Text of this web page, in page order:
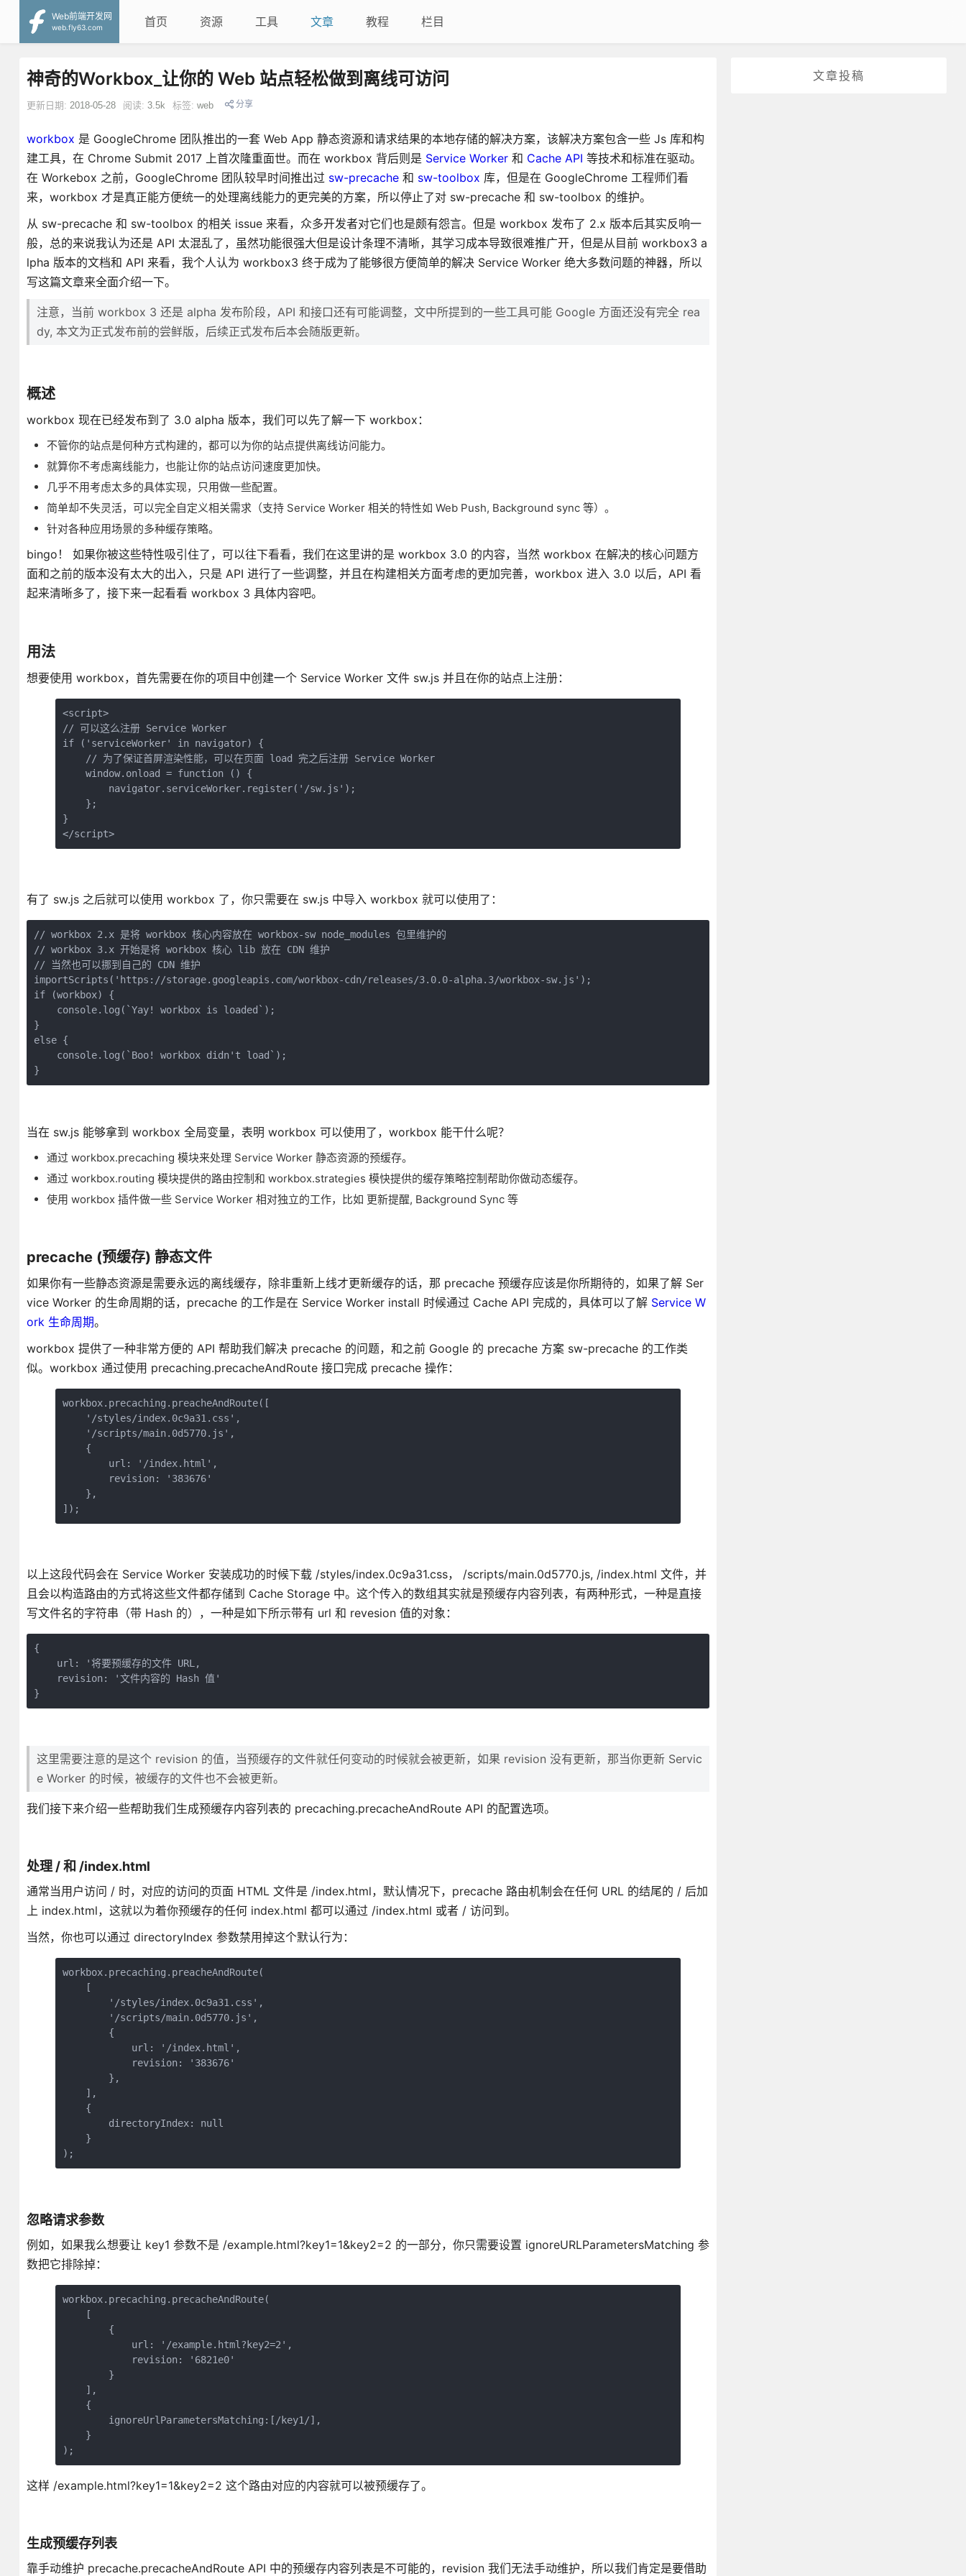
Web前端开发网
web.fly63.com
首页 资源 工具 文章 教程 栏目
文章投稿
神奇的Workbox_让你的 Web 站点轻松做到离线可访问
更新日期: 2018-05-28 阅读: 3.5k 标签: web 分享
workbox 是 GoogleChrome 团队推出的一套 Web App 静态资源和请求结果的本地存储的解决方案，该解决方案包含一些 Js 库和构
建工具，在 Chrome Submit 2017 上首次隆重面世。而在 workbox 背后则是 Service Worker和 Cache API 等技术和标准在驱动。
在 Workebox 之前，GoogleChrome 团队较早时间推出过 sw-precache和 sw-toolbox 库，但是在 GoogleChrome 工程师们看
来，workbox 才是真正能方便统一的处理离线能力的更完美的方案，所以停止了对 sw-precache 和 sw-toolbox 的维护。
从 sw-precache 和 sw-toolbox 的相关 issue 来看，众多开发者对它们也是颇有怨言。但是 workbox 发布了 2.x 版本后其实反响一
般，总的来说我认为还是 API 太混乱了，虽然功能很强大但是设计条理不清晰，其学习成本导致很难推广开，但是从目前 workbox3 a
lpha 版本的文档和 API 来看，我个人认为 workbox3 终于成为了能够很方便简单的解决 Service Worker 绝大多数问题的神器，所以
写这篇文章来全面介绍一下。
注意，当前 workbox 3 还是 alpha 发布阶段，API 和接口还有可能调整，文中所提到的一些工具可能 Google 方面还没有完全 rea
dy, 本文为正式发布前的尝鲜版，后续正式发布后本会随版更新。
概述
workbox 现在已经发布到了 3.0 alpha 版本，我们可以先了解一下 workbox：
不管你的站点是何种方式构建的，都可以为你的站点提供离线访问能力。
就算你不考虑离线能力，也能让你的站点访问速度更加快。
几乎不用考虑太多的具体实现，只用做一些配置。
简单却不失灵活，可以完全自定义相关需求（支持 Service Worker 相关的特性如 Web Push, Background sync 等）。
针对各种应用场景的多种缓存策略。
bingo！ 如果你被这些特性吸引住了，可以往下看看，我们在这里讲的是 workbox 3.0 的内容，当然 workbox 在解决的核心问题方
面和之前的版本没有太大的出入，只是 API 进行了一些调整，并且在构建相关方面考虑的更加完善，workbox 进入 3.0 以后，API 看
起来清晰多了，接下来一起看看 workbox 3 具体内容吧。
用法
想要使用 workbox，首先需要在你的项目中创建一个 Service Worker 文件 sw.js 并且在你的站点上注册：
<script>
// 可以这么注册 Service Worker
if ('serviceWorker' in navigator) {
    // 为了保证首屏渲染性能，可以在页面 load 完之后注册 Service Worker
    window.onload = function () {
        navigator.serviceWorker.register('/sw.js');
    };
}
</script>
有了 sw.js 之后就可以使用 workbox 了，你只需要在 sw.js 中导入 workbox 就可以使用了：
// workbox 2.x 是将 workbox 核心内容放在 workbox-sw node_modules 包里维护的
// workbox 3.x 开始是将 workbox 核心 lib 放在 CDN 维护
// 当然也可以挪到自己的 CDN 维护
importScripts('https://storage.googleapis.com/workbox-cdn/releases/3.0.0-alpha.3/workbox-sw.js');
if (workbox) {
    console.log(`Yay! workbox is loaded`);
}
else {
    console.log(`Boo! workbox didn't load`);
}
当在 sw.js 能够拿到 workbox 全局变量，表明 workbox 可以使用了，workbox 能干什么呢？
通过 workbox.precaching 模块来处理 Service Worker 静态资源的预缓存。
通过 workbox.routing 模块提供的路由控制和 workbox.strategies 模快提供的缓存策略控制帮助你做动态缓存。
使用 workbox 插件做一些 Service Worker 相对独立的工作，比如 更新提醒, Background Sync 等
precache (预缓存) 静态文件
如果你有一些静态资源是需要永远的离线缓存，除非重新上线才更新缓存的话，那 precache 预缓存应该是你所期待的，如果了解 Ser
vice Worker 的生命周期的话，precache 的工作是在 Service Worker install 时候通过 Cache API 完成的，具体可以了解 Service W
ork 生命周期。
workbox 提供了一种非常方便的 API 帮助我们解决 precache 的问题，和之前 Google 的 precache 方案 sw-precache 的工作类
似。workbox 通过使用 precaching.precacheAndRoute 接口完成 precache 操作：
workbox.precaching.preacheAndRoute([
    '/styles/index.0c9a31.css',
    '/scripts/main.0d5770.js',
    {
        url: '/index.html',
        revision: '383676'
    },
]);
以上这段代码会在 Service Worker 安装成功的时候下载 /styles/index.0c9a31.css， /scripts/main.0d5770.js, /index.html 文件，并
且会以构造路由的方式将这些文件都存储到 Cache Storage 中。这个传入的数组其实就是预缓存内容列表，有两种形式，一种是直接
写文件名的字符串（带 Hash 的），一种是如下所示带有 url 和 revesion 值的对象：
{
    url: '将要预缓存的文件 URL,
    revision: '文件内容的 Hash 值'
}
这里需要注意的是这个 revision 的值，当预缓存的文件就任何变动的时候就会被更新，如果 revision 没有更新，那当你更新 Servic
e Worker 的时候，被缓存的文件也不会被更新。
我们接下来介绍一些帮助我们生成预缓存内容列表的 precaching.precacheAndRoute API 的配置选项。
处理 / 和 /index.html
通常当用户访问 / 时，对应的访问的页面 HTML 文件是 /index.html，默认情况下，precache 路由机制会在任何 URL 的结尾的 / 后加
上 index.html，这就以为着你预缓存的任何 index.html 都可以通过 /index.html 或者 / 访问到。
当然，你也可以通过 directoryIndex 参数禁用掉这个默认行为：
workbox.precaching.preacheAndRoute(
    [
        '/styles/index.0c9a31.css',
        '/scripts/main.0d5770.js',
        {
            url: '/index.html',
            revision: '383676'
        },
    ],
    {
        directoryIndex: null
    }
);
忽略请求参数
例如，如果我么想要让 key1 参数不是 /example.html?key1=1&key2=2 的一部分，你只需要设置 ignoreURLParametersMatching 参
数把它排除掉：
workbox.precaching.precacheAndRoute(
    [
        {
            url: '/example.html?key2=2',
            revision: '6821e0'
        }
    ],
    {
        ignoreUrlParametersMatching:[/key1/],
    }
);
这样 /example.html?key1=1&key2=2 这个路由对应的内容就可以被预缓存了。
生成预缓存列表
靠手动维护 precache.precacheAndRoute API 中的预缓存内容列表是不可能的，revision 我们无法手动维护，所以我们肯定是要借助